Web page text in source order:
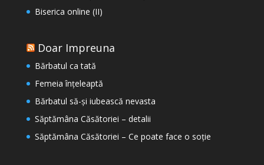
Biserica online (II)
Doar Impreuna
Bărbatul ca tată
Femeia înțeleaptă
Bărbatul să-și iubească nevasta
Săptămâna Căsătoriei – detalii
Săptămâna Căsătoriei – Ce poate face o soție